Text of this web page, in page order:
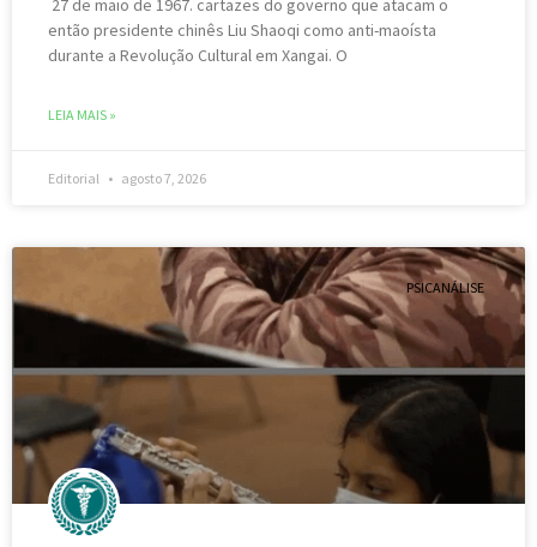
27 de maio de 1967. cartazes do governo que atacam o
então presidente chinês Liu Shaoqi como anti-maoísta
durante a Revolução Cultural em Xangai. O
LEIA MAIS »
Editorial agosto 7, 2026
PSICANÁLISE